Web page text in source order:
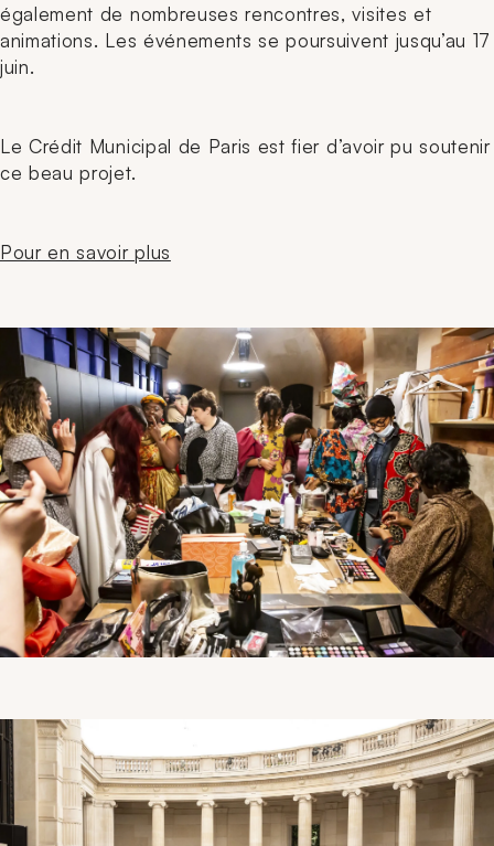
également de nombreuses rencontres, visites et
animations. Les événements se poursuivent jusqu’au 17
juin.
Le Crédit Municipal de Paris est fier d’avoir pu soutenir
ce beau projet.
Pour en savoir plus